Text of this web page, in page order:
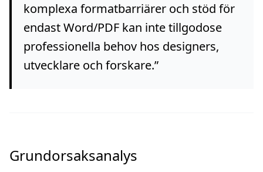
komplexa formatbarriärer och stöd för
endast Word/PDF kan inte tillgodose
professionella behov hos designers,
utvecklare och forskare.”
Grundorsaksanalys